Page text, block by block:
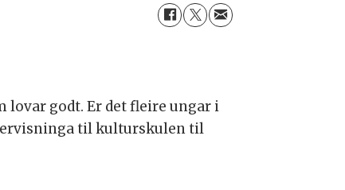
lovar godt. Er det fleire ungar i
til kulturskulen til